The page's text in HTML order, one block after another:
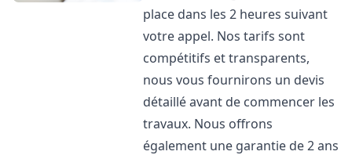
place dans les 2 heures suivant
votre appel. Nos tarifs sont
compétitifs et transparents,
nous vous fournirons un devis
détaillé avant de commencer les
travaux. Nous offrons
également une garantie de 2 ans